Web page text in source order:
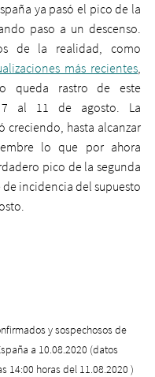
ya pasó el pico de la
paso a un descenso.
de la realidad, como
más recientes,
queda rastro de este
7 al 11 de agosto. La
creciendo, hasta alcanzar
lo que por ahora
pico de la segunda
incidencia del supuesto
y sospechosos de
a 10.08.2020 (datos
14:00 horas del 11.08.2020 )